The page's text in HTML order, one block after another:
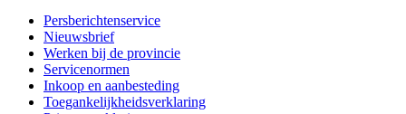
Persberichtenservice
Nieuwsbrief
Werken bij de provincie
Servicenormen
Inkoop en aanbesteding
Toegankelijkheidsverklaring